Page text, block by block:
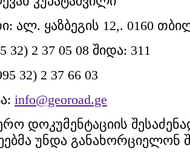
ალ. ყაზბეგის 12,. 0160
32) 2 37 05 08 შიდა: 311
32) 2 37 66 03
info@georoad.ge
დოკუმენტაციის
უნდა განახორციელონ